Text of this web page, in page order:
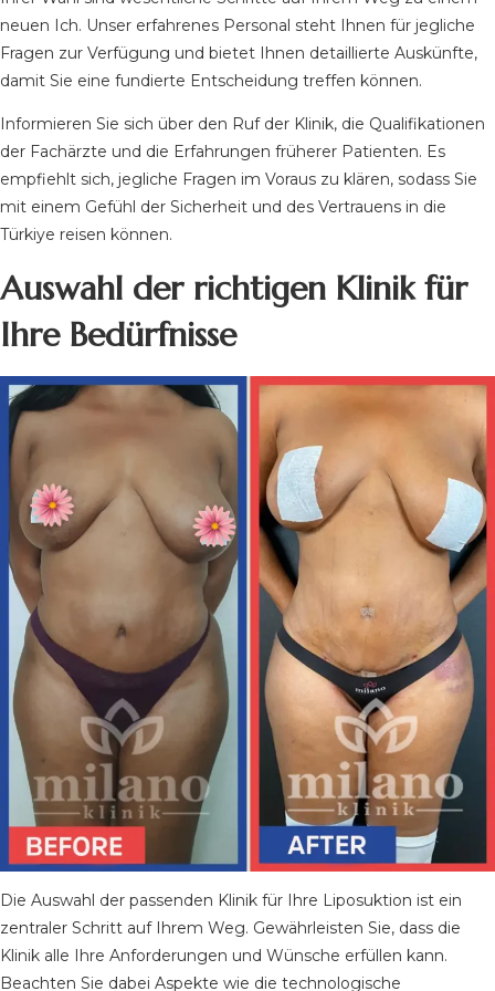
neuen Ich. Unser erfahrenes Personal steht Ihnen für jegliche
Fragen zur Verfügung und bietet Ihnen detaillierte Auskünfte,
damit Sie eine fundierte Entscheidung treffen können.
Informieren Sie sich über den Ruf der Klinik, die Qualifikationen
der Fachärzte und die Erfahrungen früherer Patienten. Es
empfiehlt sich, jegliche Fragen im Voraus zu klären, sodass Sie
mit einem Gefühl der Sicherheit und des Vertrauens in die
Türkiye reisen können.
Auswahl der richtigen Klinik für
Ihre Bedürfnisse
Die Auswahl der passenden Klinik für Ihre Liposuktion ist ein
zentraler Schritt auf Ihrem Weg. Gewährleisten Sie, dass die
Klinik alle Ihre Anforderungen und Wünsche erfüllen kann.
Beachten Sie dabei Aspekte wie die technologische